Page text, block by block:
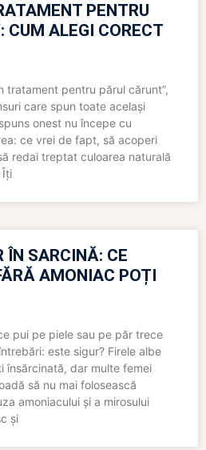
PENTRU
CUM ALEGI CORECT
tratament pentru părul cărunt”,
care spun toate același
onest nu începe cu
ce vrei de fapt, să acoperi
redai treptat culoarea naturală
Îți
ÎN SARCINĂ: CE
AMONIAC POȚI
pui pe piele sau pe păr trece
este sigur? Firele albe
însărcinată, dar multe femei
să nu mai folosească
amoniacului și a mirosului
și